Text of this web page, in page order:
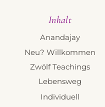
Inhalt
Neu? Willkommen
Anandajay
Zwölf Teachings
Lebensweg
Individuell